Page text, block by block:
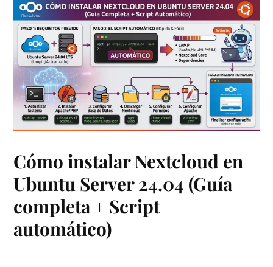
Cómo instalar Nextcloud en
Ubuntu Server 24.04 (Guía
completa + Script
automático)